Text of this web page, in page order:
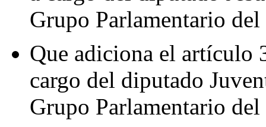
Grupo Parlamentario
Que adiciona el artículo
cargo del diputado
Grupo Parlamentario